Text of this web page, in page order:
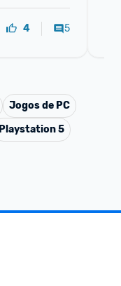
4 5
Jogos de PC
Playstation 5